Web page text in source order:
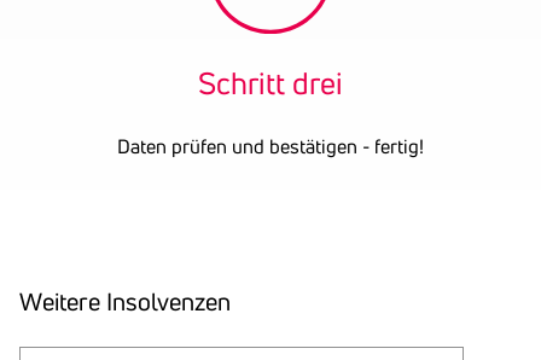
Schritt drei
Daten prüfen und bestätigen - fertig!
Weitere Insol­venzen